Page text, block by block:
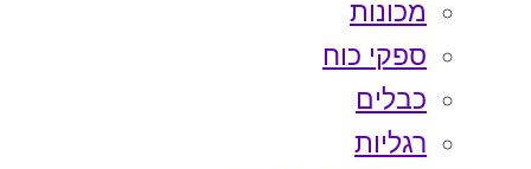
מכונות
ספקי כוח
כבלים
רגליות